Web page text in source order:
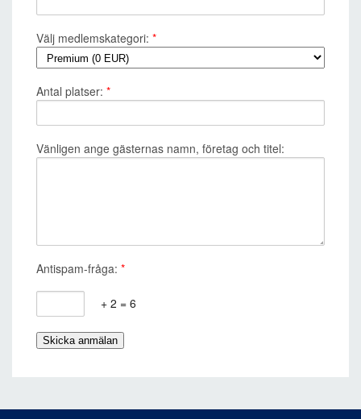
Välj medlemskategori: *
Antal platser: *
Vänligen ange gästernas namn, företag och titel:
Antispam-fråga: *
+ 2 = 6